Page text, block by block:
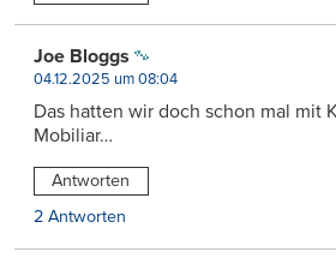
Joe Bloggs
04.12.2025 um 08:04
Das hatten wir doch schon mal mit
Mobiliar…
Antworten
2 Antworten